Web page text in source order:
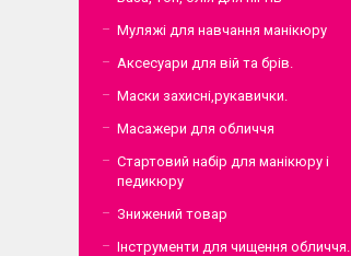
Муляжі для навчання манікюру
Аксесуари для вій та брів.
Маски захисні,рукавички.
Масажери для обличчя
Стартовий набір для манікюру і
педикюру
Знижений товар
Інструменти для чищення обличчя.